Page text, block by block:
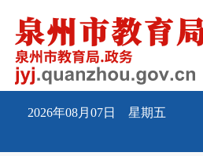
2026年08月07日 星期五